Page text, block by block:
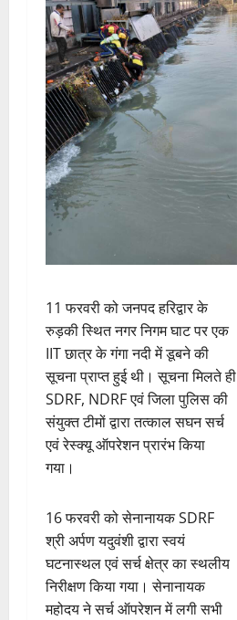
11 फरवरी को जनपद हरिद्वार के
रुड़की स्थित नगर निगम घाट पर एक
IIT छात्र के गंगा नदी में डूबने की
सूचना प्राप्त हुई थी। सूचना मिलते ही
SDRF, NDRF एवं जिला पुलिस की
संयुक्त टीमों द्वारा तत्काल सघन सर्च
एवं रेस्क्यू ऑपरेशन प्रारंभ किया
गया।
16 फरवरी को सेनानायक SDRF
श्री अर्पण यदुवंशी द्वारा स्वयं
घटनास्थल एवं सर्च क्षेत्र का स्थलीय
निरीक्षण किया गया। सेनानायक
महोदय ने सर्च ऑपरेशन में लगी सभी